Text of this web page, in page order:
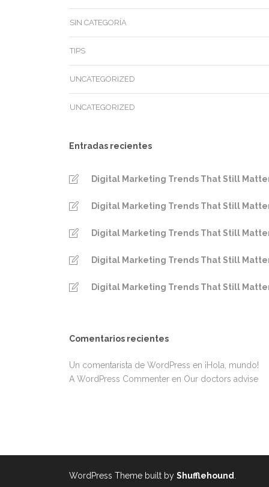
SIN CATEGORÍA
TIPS
UNCATEGORIZED
UNCATEGORIZED
Entradas recientes
Digital Marketing Trends That Still
Digital Marketing Trends That Still
Digital Marketing Trends That Still
Digital Marketing Trends That Still
Digital Marketing Trends That Still
Comentarios recientes
Un comentarista de WordPress en ¡Hola, mundo!
A WordPress Commenter en Our doctors advise
WordPress Theme built by Shufflehound